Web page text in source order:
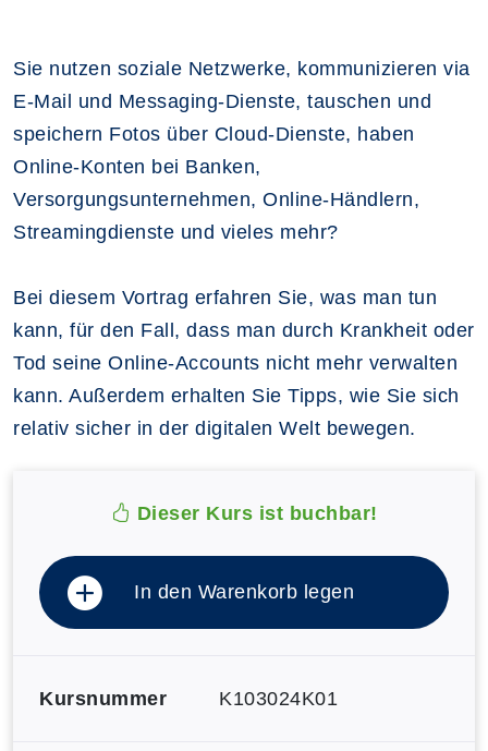
Sie nutzen soziale Netzwerke, kommunizieren via
E-Mail und Messaging-Dienste, tauschen und
speichern Fotos über Cloud-Dienste, haben
Online-Konten bei Banken,
Versorgungsunternehmen, Online-Händlern,
Streamingdienste und vieles mehr?
Bei diesem Vortrag erfahren Sie, was man tun
kann, für den Fall, dass man durch Krankheit oder
Tod seine Online-Accounts nicht mehr verwalten
kann. Außerdem erhalten Sie Tipps, wie Sie sich
relativ sicher in der digitalen Welt bewegen.
Dieser Kurs ist buchbar!
In den Warenkorb legen
Kursnummer K103024K01